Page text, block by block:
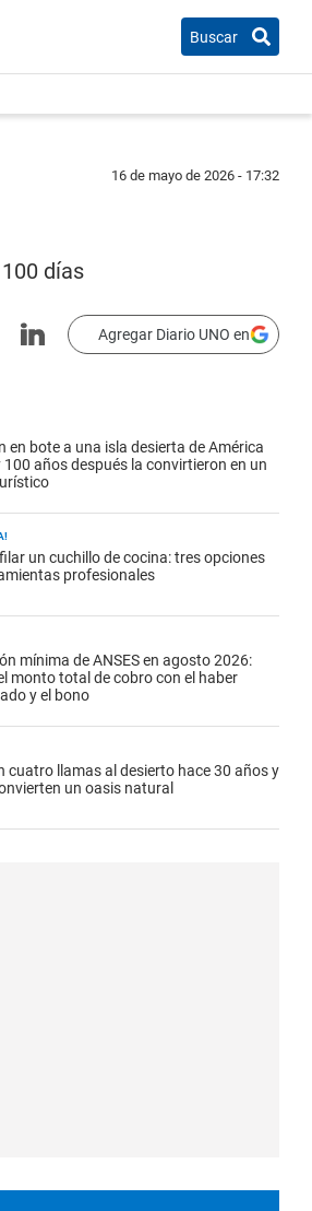
Buscar
16 de mayo de 2026 - 17:32
días
Agregar Diario UNO en
en bote a una isla desierta de América
100 años después la convirtieron en un
un cuchillo de cocina: tres opciones
profesionales
mínima de ANSES en agosto 2026:
monto total de cobro con el haber
y el bono
cuatro llamas al desierto hace 30 años y
un oasis natural